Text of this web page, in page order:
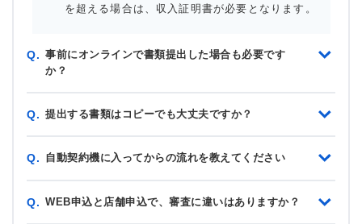
を超える場合は、収入証明書が必要となります。
Q. 事前にオンラインで書類提出した場合も必要です
か？
Q. 提出する書類はコピーでも大丈夫ですか？
Q. 自動契約機に入ってからの流れを教えてください
Q. WEB申込と店舗申込で、審査に違いはありますか？